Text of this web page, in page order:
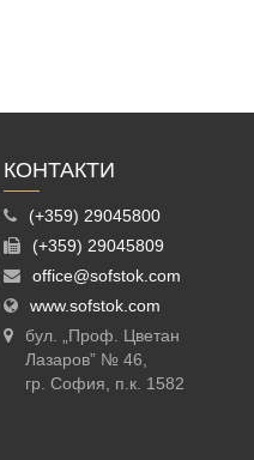
КОНТАКТИ
(+359) 29045800
(+359) 29045809
office@sofstok.com
www.sofstok.com
бул. „Проф. Цветан
Лазаров” № 46,
гр. София, п.к. 1582